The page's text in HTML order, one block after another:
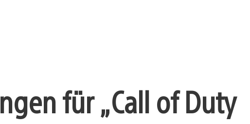
für „Call of Duty